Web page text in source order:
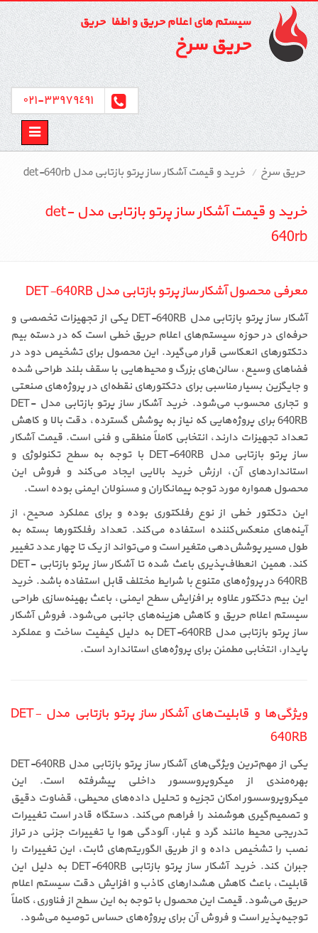
سیستم های اعلام حریق و اطفاء حریق
حریق سرخ
٣٣٩٧٩٤٩١-٠٢١
Toggle
حریق سرخ
خرید و قیمت آشکار ساز پرتو بازتابی مدل det-640rb
خرید و قیمت آشکار ساز پرتو بازتابی مدل det-
640rb
معرفی محصول آشکار ساز پرتو بازتابی مدل DET-640RB
آشکار ساز پرتو بازتابی مدل DET-640RB یکی از تجهیزات تخصصی و
حرفه‌ای در حوزه سیستم‌های اعلام حریق خطی است که در دسته بیم
دتکتورهای انعکاسی قرار می‌گیرد. این محصول برای تشخیص دود در
فضاهای وسیع، سالن‌های بزرگ و محیط‌هایی با سقف بلند طراحی شده
و جایگزین بسیار مناسبی برای دتکتورهای نقطه‌ای در پروژه‌های صنعتی
و تجاری محسوب می‌شود. خرید آشکار ساز پرتو بازتابی مدل DET-
640RB برای پروژه‌هایی که نیاز به پوشش گسترده، دقت بالا و کاهش
تعداد تجهیزات دارند، انتخابی کاملاً منطقی و فنی است. قیمت آشکار
ساز پرتو بازتابی مدل DET-640RB با توجه به سطح تکنولوژی و
استانداردهای آن، ارزش خرید بالایی ایجاد می‌کند و فروش این
محصول همواره مورد توجه پیمانکاران و مسئولان ایمنی بوده است.
این دتکتور خطی از نوع رفلکتوری بوده و برای عملکرد صحیح، از
آینه‌های منعکس‌کننده استفاده می‌کند. تعداد رفلکتورها بسته به
طول مسیر پوشش‌دهی متغیر است و می‌تواند از یک تا چهار عدد تغییر
کند. همین انعطاف‌پذیری باعث شده تا آشکار ساز پرتو بازتابی DET-
640RB در پروژه‌های متنوع با شرایط مختلف قابل استفاده باشد. خرید
این بیم دتکتور علاوه بر افزایش سطح ایمنی، باعث بهینه‌سازی طراحی
سیستم اعلام حریق و کاهش هزینه‌های جانبی می‌شود. فروش آشکار
ساز پرتو بازتابی مدل DET-640RB به دلیل کیفیت ساخت و عملکرد
پایدار، انتخابی مطمئن برای پروژه‌های استاندارد است.
ویژگی‌ها و قابلیت‌های آشکار ساز پرتو بازتابی مدل DET-
640RB
یکی از مهم‌ترین ویژگی‌های آشکار ساز پرتو بازتابی مدل DET-640RB
بهره‌مندی از میکروپروسسور داخلی پیشرفته است. این
میکروپروسسور امکان تجزیه و تحلیل داده‌های محیطی، قضاوت دقیق
و تصمیم‌گیری هوشمند را فراهم می‌کند. دستگاه قادر است تغییرات
تدریجی محیط مانند گرد و غبار، آلودگی هوا یا تغییرات جزئی در تراز
نصب را تشخیص داده و از طریق الگوریتم‌های ثابت، این تغییرات را
جبران کند. خرید آشکار ساز پرتو بازتابی DET-640RB به دلیل این
قابلیت، باعث کاهش هشدارهای کاذب و افزایش دقت سیستم اعلام
حریق می‌شود. قیمت این محصول با توجه به این سطح از فناوری، کاملاً
توجیه‌پذیر است و فروش آن برای پروژه‌های حساس توصیه می‌شود.